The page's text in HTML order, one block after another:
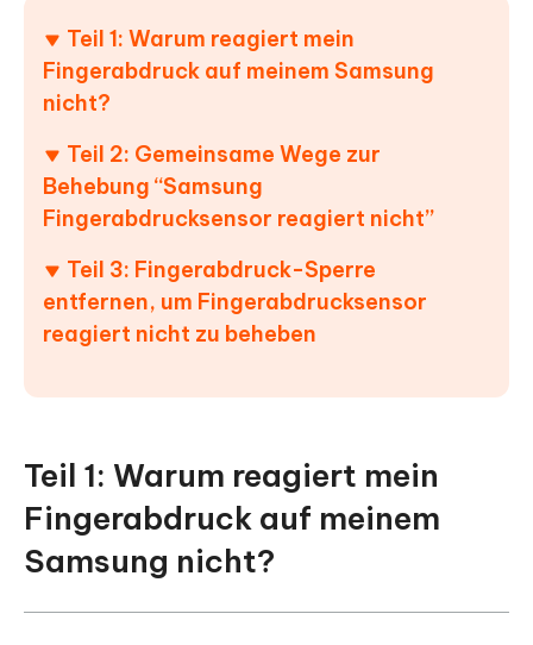
Teil 1: Warum reagiert mein
Fingerabdruck auf meinem Samsung
nicht?
Teil 2: Gemeinsame Wege zur
Behebung “Samsung
Fingerabdrucksensor reagiert nicht”
Teil 3: Fingerabdruck-Sperre
entfernen, um Fingerabdrucksensor
reagiert nicht zu beheben
Teil 1: Warum reagiert mein
Fingerabdruck auf meinem
Samsung nicht?